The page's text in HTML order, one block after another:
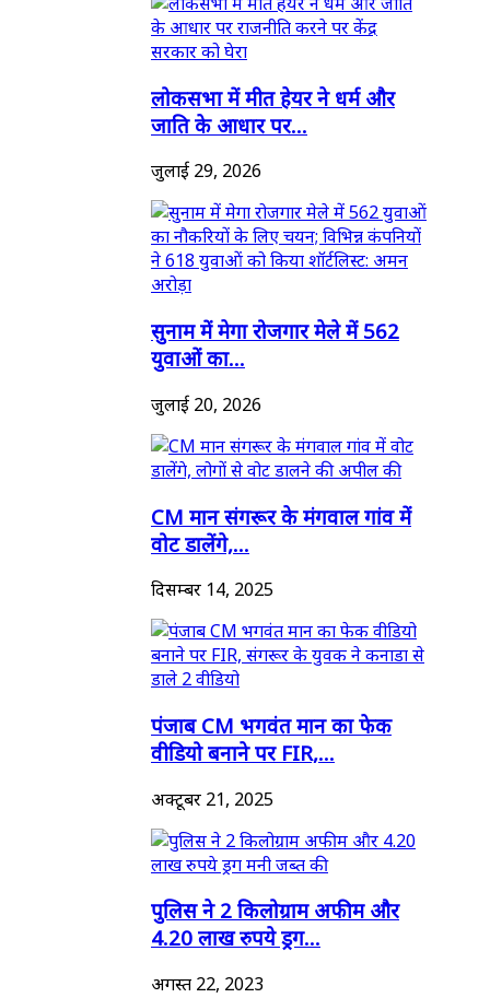
लोकसभा में मीत हेयर ने धर्म और
जाति के आधार पर...
जुलाई 29, 2026
सुनाम में मेगा रोजगार मेले में 562
युवाओं का...
जुलाई 20, 2026
CM मान संगरूर के मंगवाल गांव में
वोट डालेंगे,...
दिसम्बर 14, 2025
पंजाब CM भगवंत मान का फेक
वीडियो बनाने पर FIR,...
अक्टूबर 21, 2025
पुलिस ने 2 किलोग्राम अफीम और
4.20 लाख रुपये ड्रग...
अगस्त 22, 2023